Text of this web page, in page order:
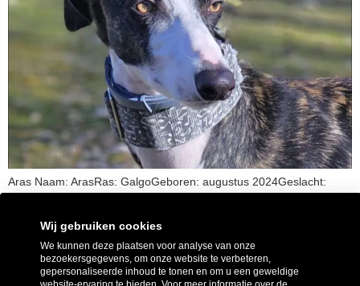
Aras Naam: ArasRas: GalgoGeboren: augustus 2024Geslacht:
gemakkelijk geweest… Toen hij pas 6 maanden oud was werd hij
zwervend op straat gevonden — alleen, verward en achtergelaten.
Toch bleef hij lief, zacht en vol vertrouwen, […]
Wij gebruiken cookies
We kunnen deze plaatsen voor analyse van onze
bezoekersgegevens, om onze website te verbeteren,
gepersonaliseerde inhoud te tonen en om u een geweldige